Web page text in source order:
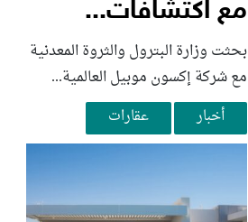
مع اكتشافات...
بحثت وزارة البترول والثروة المعدنية
مع شركة إكسون موبيل العالمية...
أخبار عقارات